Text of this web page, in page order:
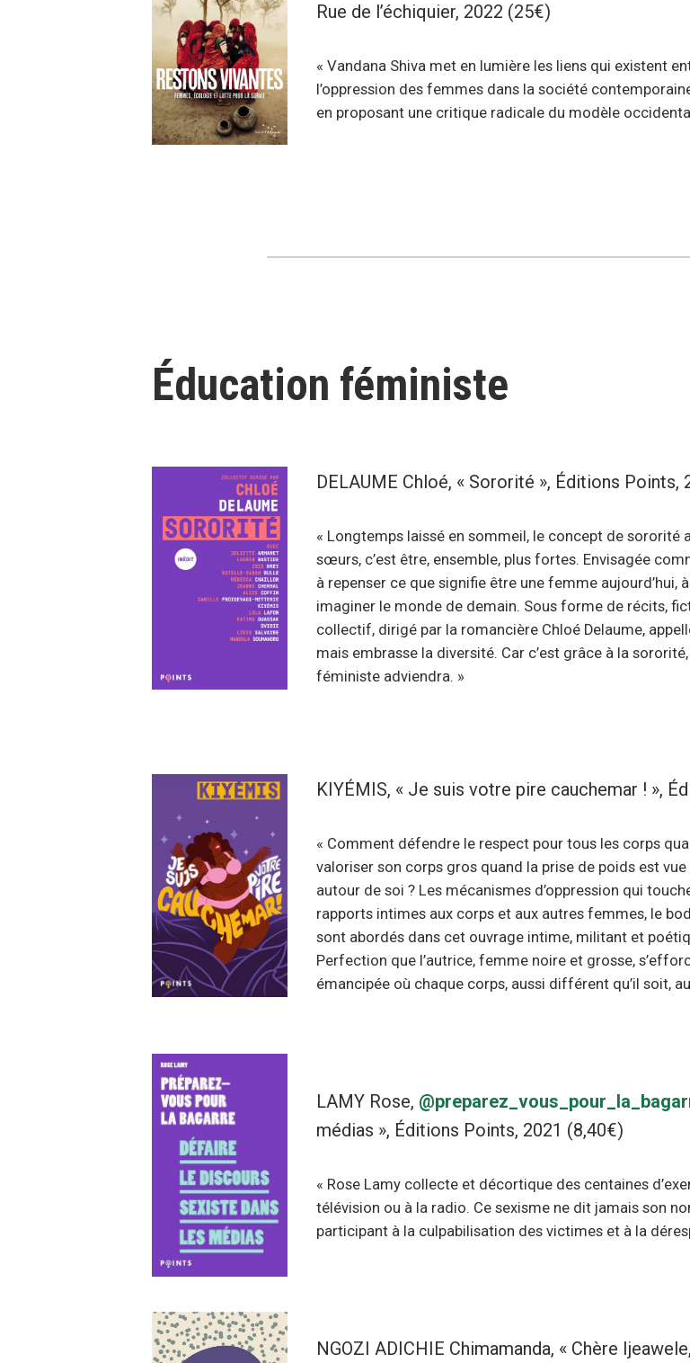
Rue de l’échiquier, 2022 (25€)
« Vandana Shiva met en lumière les liens qui existent
l’oppression des femmes dans la société
en proposant une critique radicale du modèle
Éducation féministe
DELAUME Chloé, « Sororité », Éditions Points,
« Longtemps laissé en sommeil, le concept de
sœurs, c’est être, ensemble, plus fortes. Envisagée
à repenser ce que signifie être une femme
imaginer le monde de demain. Sous forme de récits,
collectif, dirigé par la romancière Chloé Delaume,
mais embrasse la diversité. Car c’est grâce à la
féministe adviendra. »
KIYÉMIS, « Je suis votre pire cauchemar ! »,
« Comment défendre le respect pour tous les corps
valoriser son corps gros quand la prise de poids est
autour de soi ? Les mécanismes d’oppression qui
rapports intimes aux corps et aux autres femmes, le
sont abordés dans cet ouvrage intime, militant et
Perfection que l’autrice, femme noire et grosse,
émancipée où chaque corps, aussi différent qu’il soit,
LAMY Rose,
médias », Éditions Points, 2021 (8,40€)
« Rose Lamy collecte et décortique des centaines
télévision ou à la radio. Ce sexisme ne dit jamais son
participant à la culpabilisation des victimes et à la
NGOZI ADICHIE Chimamanda, « Chère